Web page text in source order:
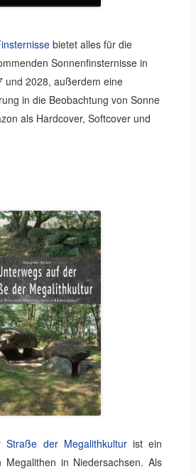
bietet alles für die
Sonnenfinsternisse in
und 2028, außerdem eine
in die Beobachtung von Sonne
als Hardcover, Softcover und
Straße der Megalithkulturist ein
Megalithen in Niedersachsen. Als